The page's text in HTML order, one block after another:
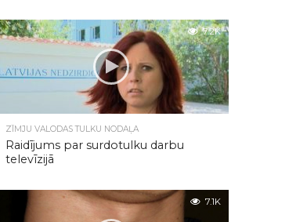
7.2K
ZĪMJU VALODAS TULKU NODAĻA
Raidījums par surdotulku darbu
televīzijā
7.1K